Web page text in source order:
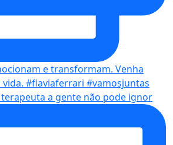
a gente não pode ignor